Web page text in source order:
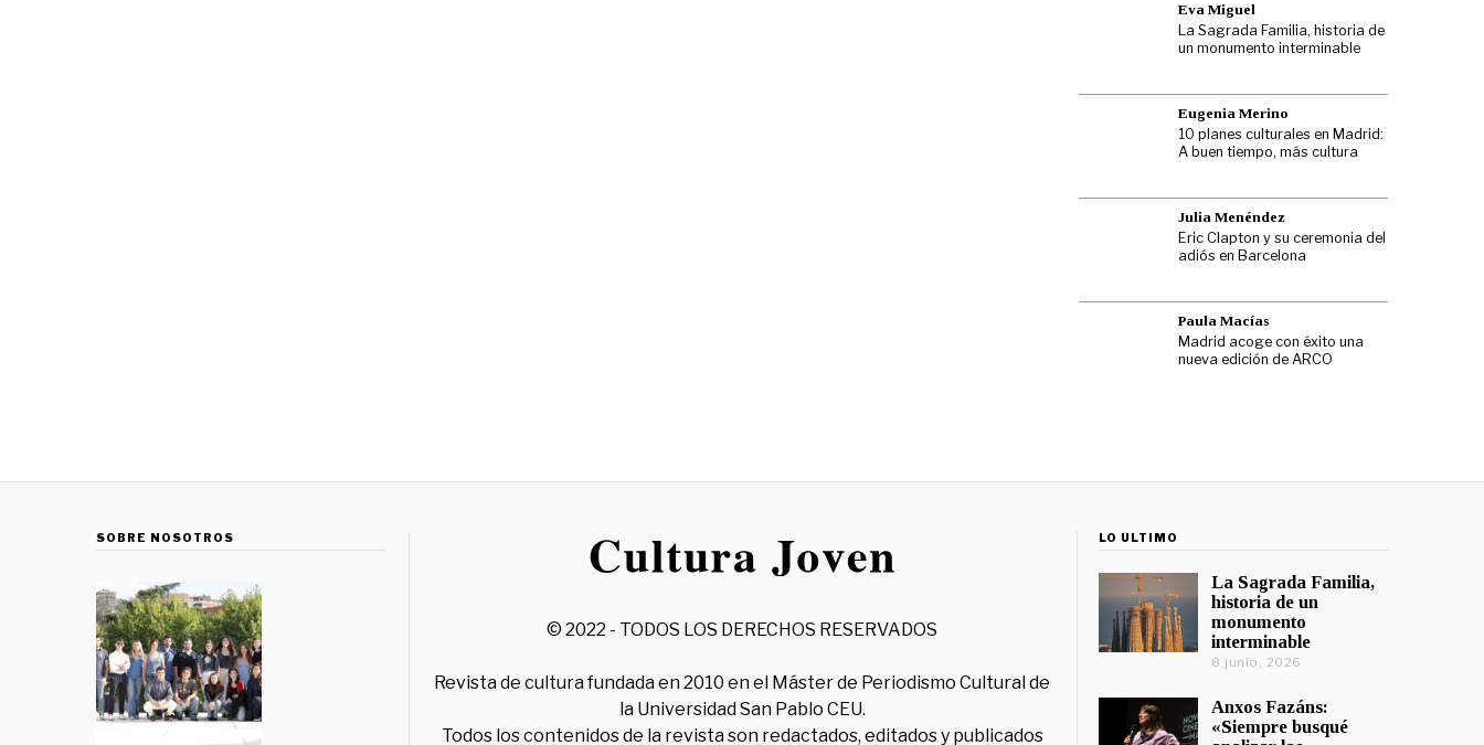
Eva Miguel
La Sagrada Familia, historia de
un monumento interminable
Eugenia Merino
10 planes culturales en Madrid:
A buen tiempo, más cultura
Julia Menéndez
Eric Clapton y su ceremonia del
adiós en Barcelona
Paula Macías
Madrid acoge con éxito una
nueva edición de ARCO
SOBRE NOSOTROS
© 2022 - TODOS LOS DERECHOS RESERVADOS
Revista de cultura fundada en 2010 en el Máster de Periodismo Cultural de
la Universidad San Pablo CEU.
Todos los contenidos de la revista son redactados, editados y publicados
LO ÚLTIMO
La Sagrada Familia,
historia de un
monumento
interminable
8 junio, 2026
Anxos Fazáns:
«Siempre busqué